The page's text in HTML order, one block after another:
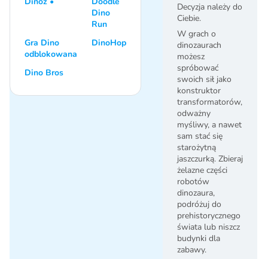
Decyzja należy do
Ciebie.
W grach o
dinozaurach
możesz
spróbować
swoich sił jako
konstruktor
transformatorów,
odważny
myśliwy, a nawet
sam stać się
starożytną
jaszczurką. Zbieraj
żelazne części
robotów
dinozaura,
podróżuj do
prehistorycznego
świata lub niszcz
budynki dla
zabawy.
Dino
Run
Gra Dino
odblokowana
DinoHop
Dino Bros